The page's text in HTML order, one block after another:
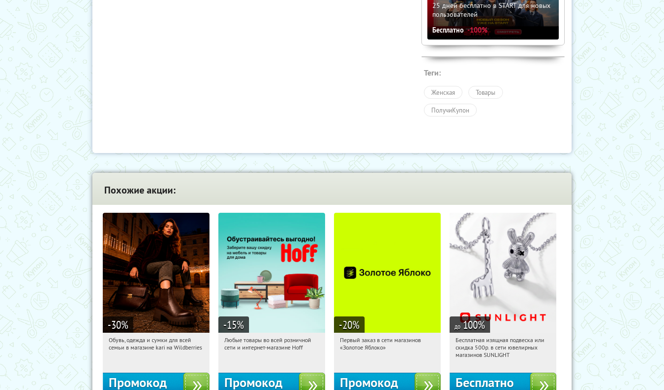
25 дней бесплатно в START для новых
пользователей
Бесплатно -100%
Теги:
Женская Товары
ПолучиКупон
Похожие акции:
-30%
18:46:53 Получили:
Обувь, одежда и сумки для всей
семьи в магазине kari на Wildberries
Промокод
-15%
18:46:53 Получили:
Любые товары во всей розничной
сети и интернет-магазине Hoff
Промокод
-20%
18:46:53
Получи первым!
Первый заказ в сети магазинов
«Золотое Яблоко»
Промокод
до 100%
18:46:53 Получили:
Россия
Бесплатная изящная подвеска или
скидка 500р. в сети ювелирных
магазинов SUNLIGHT
Бесплатно